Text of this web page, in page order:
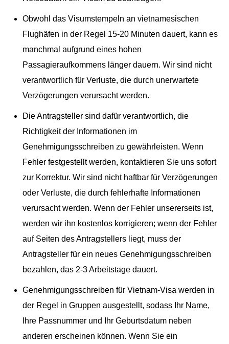
Obwohl das Visumstempeln an vietnamesischen
Flughäfen in der Regel 15-20 Minuten dauert, kann es
manchmal aufgrund eines hohen
Passagieraufkommens länger dauern. Wir sind nicht
verantwortlich für Verluste, die durch unerwartete
Verzögerungen verursacht werden.
Die Antragsteller sind dafür verantwortlich, die
Richtigkeit der Informationen im
Genehmigungsschreiben zu gewährleisten. Wenn
Fehler festgestellt werden, kontaktieren Sie uns sofort
zur Korrektur. Wir sind nicht haftbar für Verzögerungen
oder Verluste, die durch fehlerhafte Informationen
verursacht werden. Wenn der Fehler unsererseits ist,
werden wir ihn kostenlos korrigieren; wenn der Fehler
auf Seiten des Antragstellers liegt, muss der
Antragsteller für ein neues Genehmigungsschreiben
bezahlen, das 2-3 Arbeitstage dauert.
Genehmigungsschreiben für Vietnam-Visa werden in
der Regel in Gruppen ausgestellt, sodass Ihr Name,
Ihre Passnummer und Ihr Geburtsdatum neben
anderen erscheinen können. Wenn Sie ein